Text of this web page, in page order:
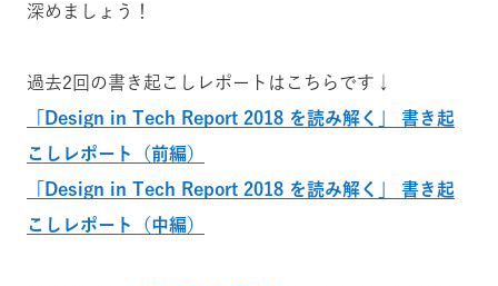
深めましょう！
過去2回の書き起こしレポートはこちらです↓
「Design in Tech Report 2018 を読み解く」 書き起
こしレポート（前編）
「Design in Tech Report 2018 を読み解く」 書き起
こしレポート（中編）